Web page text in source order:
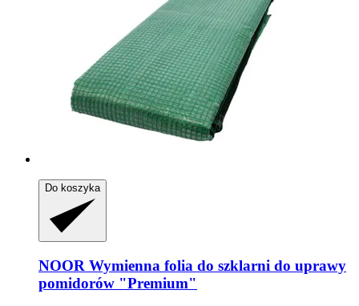
Do koszyka
NOOR Wymienna folia do szklarni do uprawy
pomidorów "Premium"